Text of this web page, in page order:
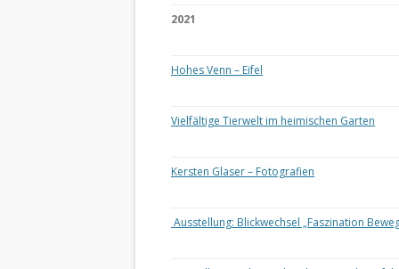
2021
Hohes Venn – Eifel
Vielfältige Tierwelt im heimischen Garten
Kersten Glaser – Fotografien
Ausstellung: Blickwechsel „Faszination